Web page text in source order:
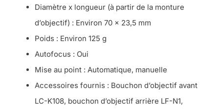
Diamètre x longueur (à partir de la monture
d’objectif) : Environ 70 × 23,5 mm
Poids : Environ 125 g
Autofocus : Oui
Mise au point : Automatique, manuelle
Accessoires fournis : Bouchon d’objectif avant
LC-K108, bouchon d’objectif arrière LF-N1,